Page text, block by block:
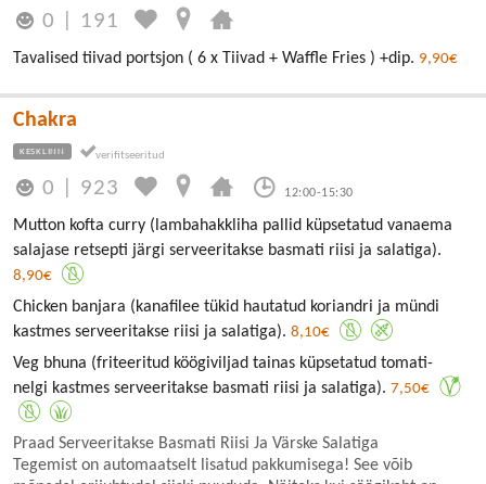
0 191
Tavalised tiivad portsjon ( 6 x Tiivad + Waffle Fries ) +dip. 9,90€
Chakra
KESKLINN
0 923 12:00-15:30
Mutton kofta curry (lambahakkliha pallid küpsetatud vanaema
salajase retsepti järgi serveeritakse basmati riisi ja salatiga).
8,90€
Chicken banjara (kanafilee tükid hautatud koriandri ja mündi
kastmes serveeritakse riisi ja salatiga). 8,10€
Veg bhuna (friteeritud köögiviljad tainas küpsetatud tomati-
nelgi kastmes serveeritakse basmati riisi ja salatiga). 7,50€
Praad Serveeritakse Basmati Riisi Ja Värske Salatiga
Tegemist on automaatselt lisatud pakkumisega! See võib